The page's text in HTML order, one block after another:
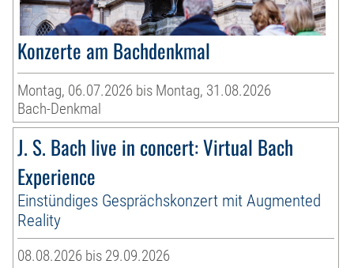
Konzerte am Bachdenkmal
Montag, 06.07.2026 bis Montag, 31.08.2026
Bach-Denkmal
J. S. Bach live in concert: Virtual Bach
Experience
Einstündiges Gesprächskonzert mit Augmented
Reality
08.08.2026 bis 29.09.2026